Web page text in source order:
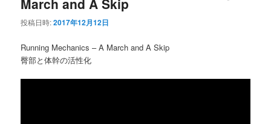
March and A Skip
投稿日時:2017年12月12日
Running Mechanics – A March and A Skip
臀部と体幹の活性化